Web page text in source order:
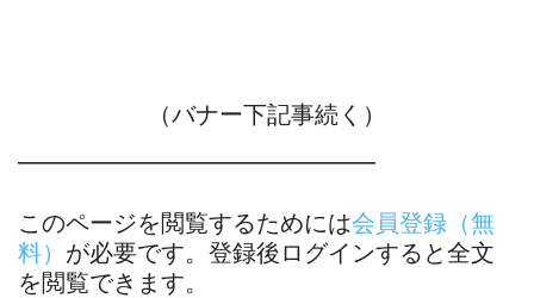
（バナー下記事続く）
―――――――――――――――
このページを閲覧するためには会員登録（無
料） が必要です。登録後ログインすると全文
を閲覧できます。